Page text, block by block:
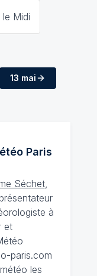
Midi
13 mai
Paris
Séchet,
à
et
paris.com
les